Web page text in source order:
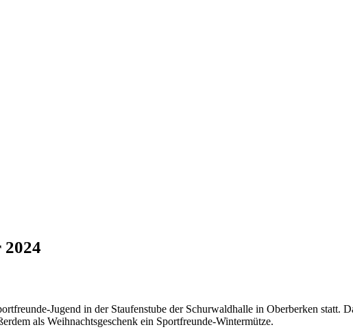
2024
Jugend in der Staufenstube der Schurwaldhalle in Oberberken statt.
als Weihnachtsgeschenk ein Sportfreunde-Wintermütze.